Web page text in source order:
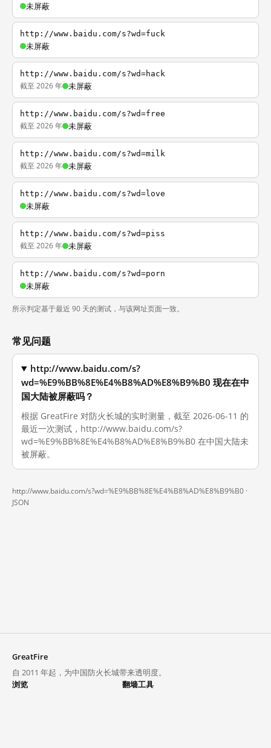
未屏蔽
http://www.baidu.com/s?wd=fuck
未屏蔽
http://www.baidu.com/s?wd=hack
截至 2026 年 未屏蔽
http://www.baidu.com/s?wd=free
截至 2026 年 未屏蔽
http://www.baidu.com/s?wd=milk
截至 2026 年 未屏蔽
http://www.baidu.com/s?wd=love
未屏蔽
http://www.baidu.com/s?wd=piss
截至 2026 年 未屏蔽
http://www.baidu.com/s?wd=porn
未屏蔽
所示判定基于最近 90 天的测试，与该网址页面一致。
常见问题
http://www.baidu.com/s?
wd=%E9%BB%8E%E4%B8%AD%E8%B9%B0 现在在中
国大陆被屏蔽吗？
根据 GreatFire 对防火长城的实时测量，截至 2026-06-11 的
最近一次测试，http://www.baidu.com/s?
wd=%E9%BB%8E%E4%B8%AD%E8%B9%B0 在中国大陆未
被屏蔽。
http://www.baidu.com/s?wd=%E9%BB%8E%E4%B8%AD%E8%B9%B0 ·
JSON
GreatFire
自 2011 年起，为中国防火长城带来透明度。
浏览
翻墙工具